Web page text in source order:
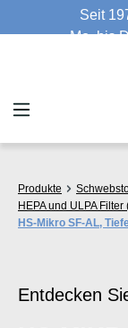
Zum Hauptinhalt
Seit
Mo. bis
Produkte
HEPA und ULPA
HS-Mikro SF-AL,
Entdecken